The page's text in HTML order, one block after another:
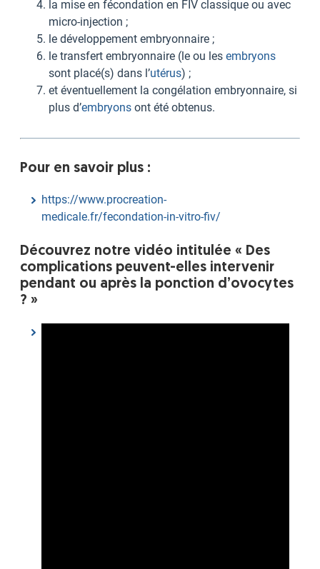
la mise en fécondation en FIV classique ou avec
micro-injection ;
le développement embryonnaire ;
le transfert embryonnaire (le ou les embryons
sont placé(s) dans l’utérus) ;
et éventuellement la congélation embryonnaire, si
plus d’embryons ont été obtenus.
Pour en savoir plus :
https://www.procreation-
medicale.fr/fecondation-in-vitro-fiv/
Découvrez notre vidéo intitulée « Des
complications peuvent-elles intervenir
pendant ou après la ponction d’ovocytes
? »